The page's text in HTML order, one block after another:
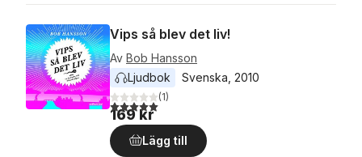
Vips så blev det liv!
Av Bob Hansson
Ljudbok
Svenska 2010
5,0utav 5 stjärnor. Totalt antal röster:
(1)
169 kr
Lägg till